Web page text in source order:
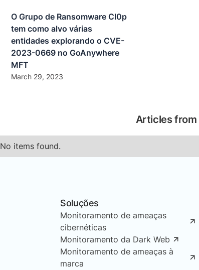
O Grupo de Ransomware Cl0p
tem como alvo várias
entidades explorando o CVE-
2023-0669 no GoAnywhere
MFT
March 29, 2023
Articles from
No items found.
Soluções
Monitoramento de ameaças
cibernéticas
Monitoramento da Dark Web
Monitoramento de ameaças à
marca